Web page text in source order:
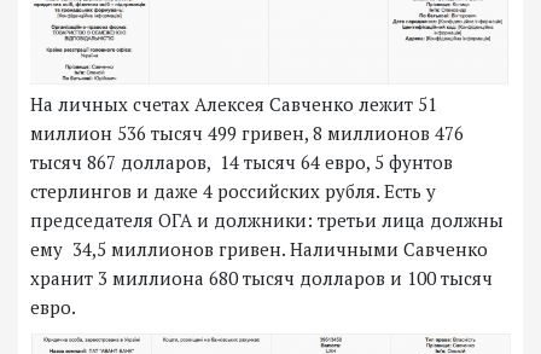
На личных счетах Алексея Савченко лежит 51
миллион 536 тысяч 499 гривен, 8 миллионов 476
тысяч 867 долларов, 14 тысяч 64 евро, 5 фунтов
стерлингов и даже 4 российских рубля. Есть у
председателя ОГА и должники: третьи лица должны
ему 34,5 миллионов гривен. Наличными Савченко
хранит 3 миллиона 680 тысяч долларов и 100 тысяч
евро.